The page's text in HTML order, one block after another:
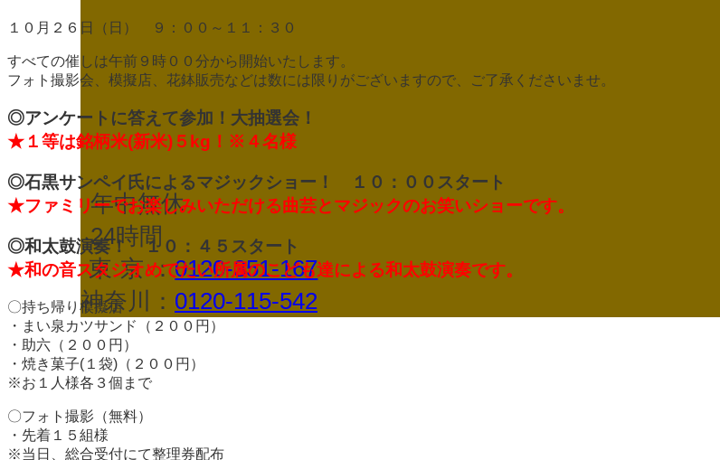
年中無休
24時間
東京：0120-351-167
神奈川： 0120-115-542
１０月２６日（日） ９：００～１１：３０
すべての催しは午前９時００分から開始いたします。
フォト撮影会、模擬店、花鉢販売などは数には限りがございますので、ご了承くださいませ。
◎アンケートに答えて参加！大抽選会！
★１等は銘柄米(新米)５kg！※４名様
◎石黒サンペイ氏によるマジックショー！ １０：００スタート
★ファミリーでお楽しみいただける曲芸とマジックのお笑いショーです。
◎和太鼓演奏！ １０：４５スタート
★和の音スタジオめでたい所属のこども達による和太鼓演奏です。
〇持ち帰り模擬店
・まい泉カツサンド（２００円）
・助六（２００円）
・焼き菓子(１袋)（２００円）
※お１人様各３個まで
〇フォト撮影（無料）
・先着１５組様
※当日、総合受付にて整理券配布